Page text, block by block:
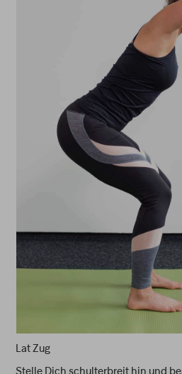
Lat Zug
Stelle Dich schulterbreit hin und